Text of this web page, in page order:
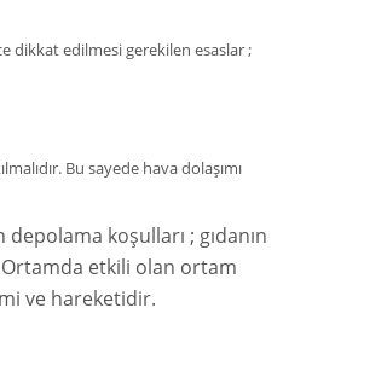
dikkat edilmesi gerekilen esaslar ;
Bu sayede hava dolaşımı
koşulları ; gıdanın
Ortamda etkili olan ortam
ve hareketidir.